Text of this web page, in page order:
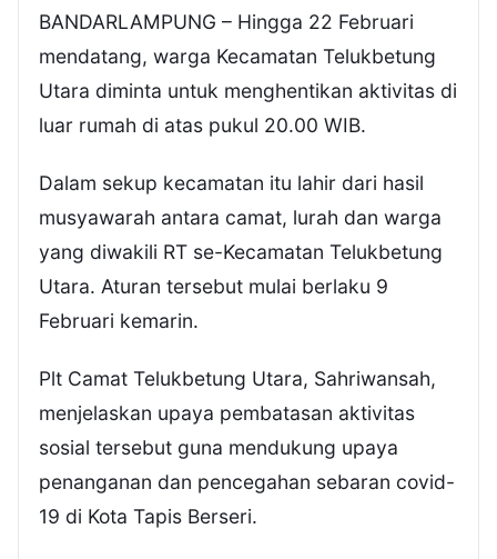
BANDARLAMPUNG – Hingga 22 Februari
mendatang, warga Kecamatan Telukbetung
Utara diminta untuk menghentikan aktivitas di
luar rumah di atas pukul 20.00 WIB.
Dalam sekup kecamatan itu lahir dari hasil
musyawarah antara camat, lurah dan warga
yang diwakili RT se-Kecamatan Telukbetung
Utara. Aturan tersebut mulai berlaku 9
Februari kemarin.
Plt Camat Telukbetung Utara, Sahriwansah,
menjelaskan upaya pembatasan aktivitas
sosial tersebut guna mendukung upaya
penanganan dan pencegahan sebaran covid-
19 di Kota Tapis Berseri.